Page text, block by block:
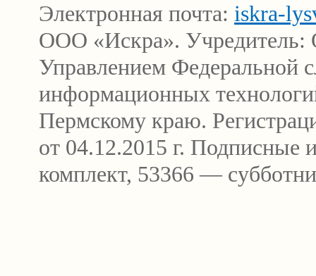
Электронная почта: iskra-
ООО «Искра». Учредитель:
Управлением Федеральной
информационных
Пермскому краю.
от 04.12.2015 г.
комплект, 53366 —